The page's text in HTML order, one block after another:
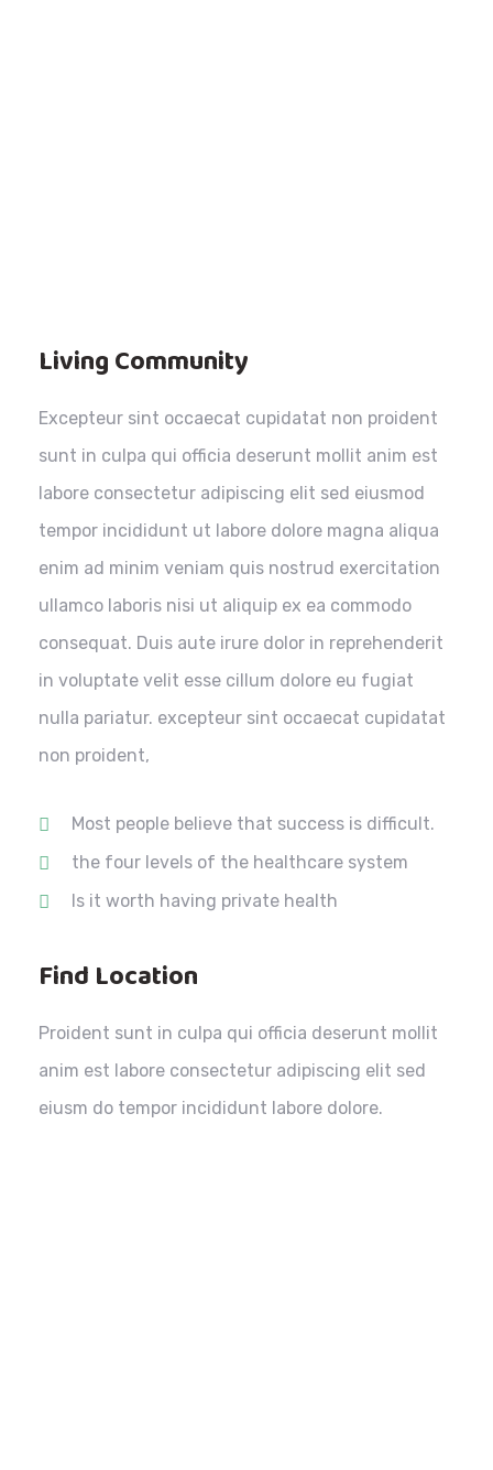
Living Community
Excepteur sint occaecat cupidatat non proident
sunt in culpa qui officia deserunt mollit anim est
labore consectetur adipiscing elit sed eiusmod
tempor incididunt ut labore dolore magna aliqua
enim ad minim veniam quis nostrud exercitation
ullamco laboris nisi ut aliquip ex ea commodo
consequat. Duis aute irure dolor in reprehenderit
in voluptate velit esse cillum dolore eu fugiat
nulla pariatur. excepteur sint occaecat cupidatat
non proident,
Most people believe that success is difficult.
the four levels of the healthcare system
Is it worth having private health
Find Location
Proident sunt in culpa qui officia deserunt mollit
anim est labore consectetur adipiscing elit sed
eiusm do tempor incididunt labore dolore.